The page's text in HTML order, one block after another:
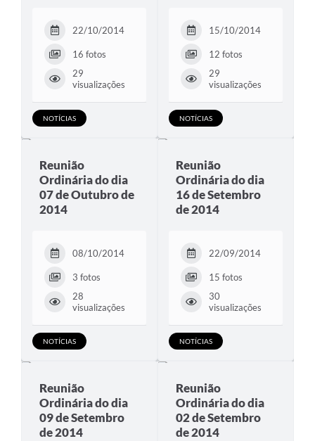
22/10/2014
16 fotos
29
visualizações
NOTÍCIAS
15/10/2014
12 fotos
29
visualizações
NOTÍCIAS
Reunião
Ordinária do dia
07 de Outubro de
2014
08/10/2014
3 fotos
28
visualizações
NOTÍCIAS
Reunião
Ordinária do dia
16 de Setembro
de 2014
22/09/2014
15 fotos
30
visualizações
NOTÍCIAS
Reunião
Ordinária do dia
09 de Setembro
de 2014
Reunião
Ordinária do dia
02 de Setembro
de 2014